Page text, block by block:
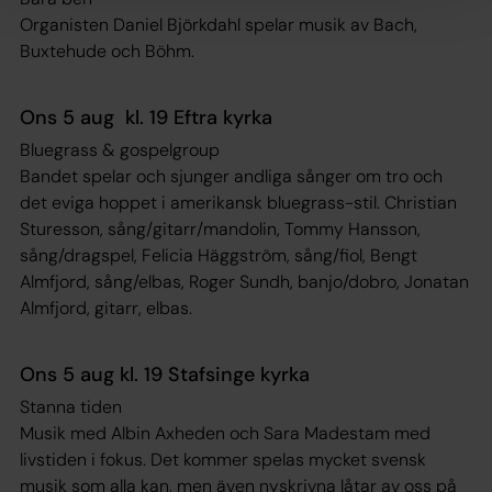
Organisten Daniel Björkdahl spelar musik av Bach,
Buxtehude och Böhm.
Ons 5 aug kl. 19 Eftra kyrka
Bluegrass & gospelgroup
Bandet spelar och sjunger andliga sånger om tro och
det eviga hoppet i amerikansk bluegrass-stil. Christian
Sturesson, sång/gitarr/mandolin, Tommy Hansson,
sång/dragspel, Felicia Häggström, sång/fiol, Bengt
Almfjord, sång/elbas, Roger Sundh, banjo/dobro, Jonatan
Almfjord, gitarr, elbas.
Ons 5 aug kl. 19 Stafsinge kyrka
Stanna tiden
Musik med Albin Axheden och Sara Madestam med
livstiden i fokus. Det kommer spelas mycket svensk
musik som alla kan, men även nyskrivna låtar av oss på